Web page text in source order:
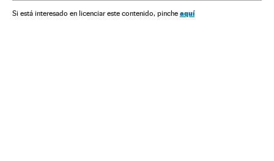
Delitos ódio Delitos América
Si está interesado en licenciar este contenido, pinche aquí